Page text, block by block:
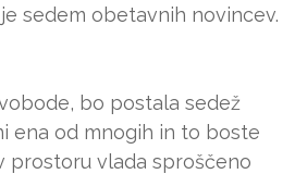
sedem obetavnih novincev.
bo postala sedež
ena od mnogih in to boste
prostoru vlada sproščeno